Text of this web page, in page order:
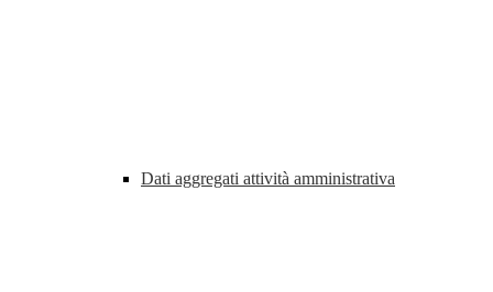
Dati aggregati attività amministrativa